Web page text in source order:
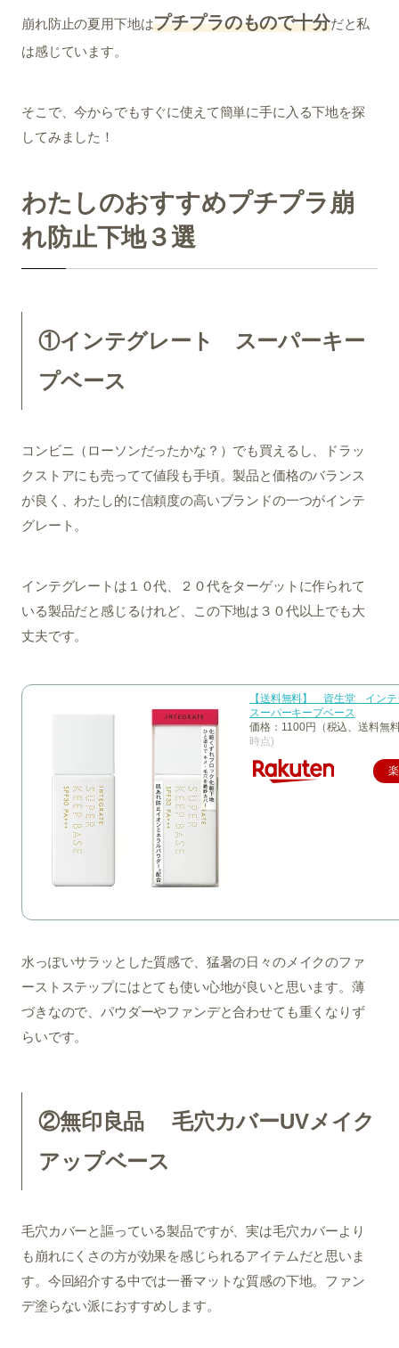
崩れ防止の夏用下地はプチプラのもので十分だと私
は感じています。
そこで、今からでもすぐに使えて簡単に手に入る下地を探
してみました！
わたしのおすすめプチプラ崩
れ防止下地３選
①インテグレート スーパーキー
プベース
コンビニ（ローソンだったかな？）でも買えるし、ドラッ
クストアにも売ってて値段も手頃。製品と価格のバランス
が良く、わたし的に信頼度の高いブランドの一つがインテ
グレート。
インテグレートは１０代、２０代をターゲットに作られて
いる製品だと感じるけれど、この下地は３０代以上でも大
丈夫です。
【送料無料】 資生堂 イン
スーパーキープベース
価格：1100円（税込、送料無
時点)
水っぽいサラッとした質感で、猛暑の日々のメイクのファ
ーストステップにはとても使い心地が良いと思います。薄
づきなので、パウダーやファンデと合わせても重くなりず
らいです。
②無印良品 毛穴カバーUVメイク
アップベース
毛穴カバーと謳っている製品ですが、実は毛穴カバーより
も崩れにくさの方が効果を感じられるアイテムだと思いま
す。今回紹介する中では一番マットな質感の下地。ファン
デ塗らない派におすすめします。